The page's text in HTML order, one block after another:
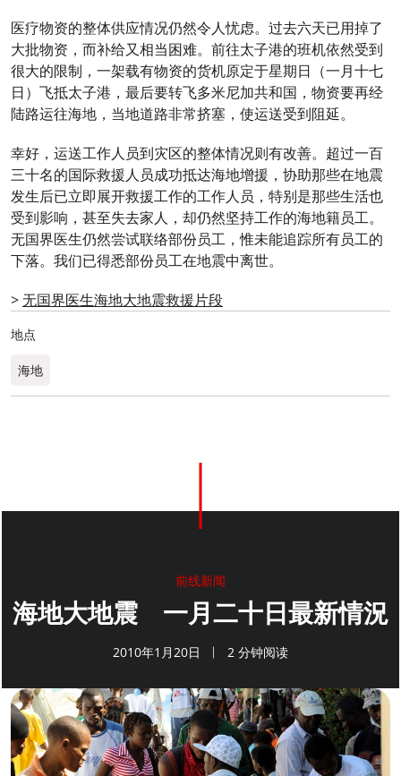
医疗物资的整体供应情况仍然令人忧虑。过去六天已用掉了
大批物资，而补给又相当困难。前往太子港的班机依然受到
很大的限制，一架载有物资的货机原定于星期日（一月十七
日）飞抵太子港，最后要转飞多米尼加共和国，物资要再经
陆路运往海地，当地道路非常挤塞，使运送受到阻延。
幸好，运送工作人员到灾区的整体情况则有改善。超过一百
三十名的国际救援人员成功抵达海地增援，协助那些在地震
发生后已立即展开救援工作的工作人员，特别是那些生活也
受到影响，甚至失去家人，却仍然坚持工作的海地籍员工。
无国界医生仍然尝试联络部份员工，惟未能追踪所有员工的
下落。我们已得悉部份员工在地震中离世。
>无国界医生海地大地震救援片段
地点
海地
前线新闻
海地大地震 一月二十日最新情況
2010年1月20日 2 分钟阅读